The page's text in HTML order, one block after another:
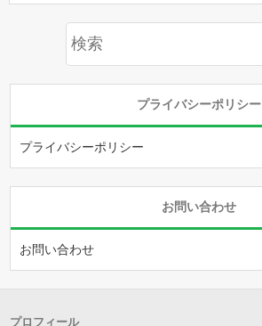
プライバシーポリシー
プライバシーポリシー
お問い合わせ
お問い合わせ
プロフィール